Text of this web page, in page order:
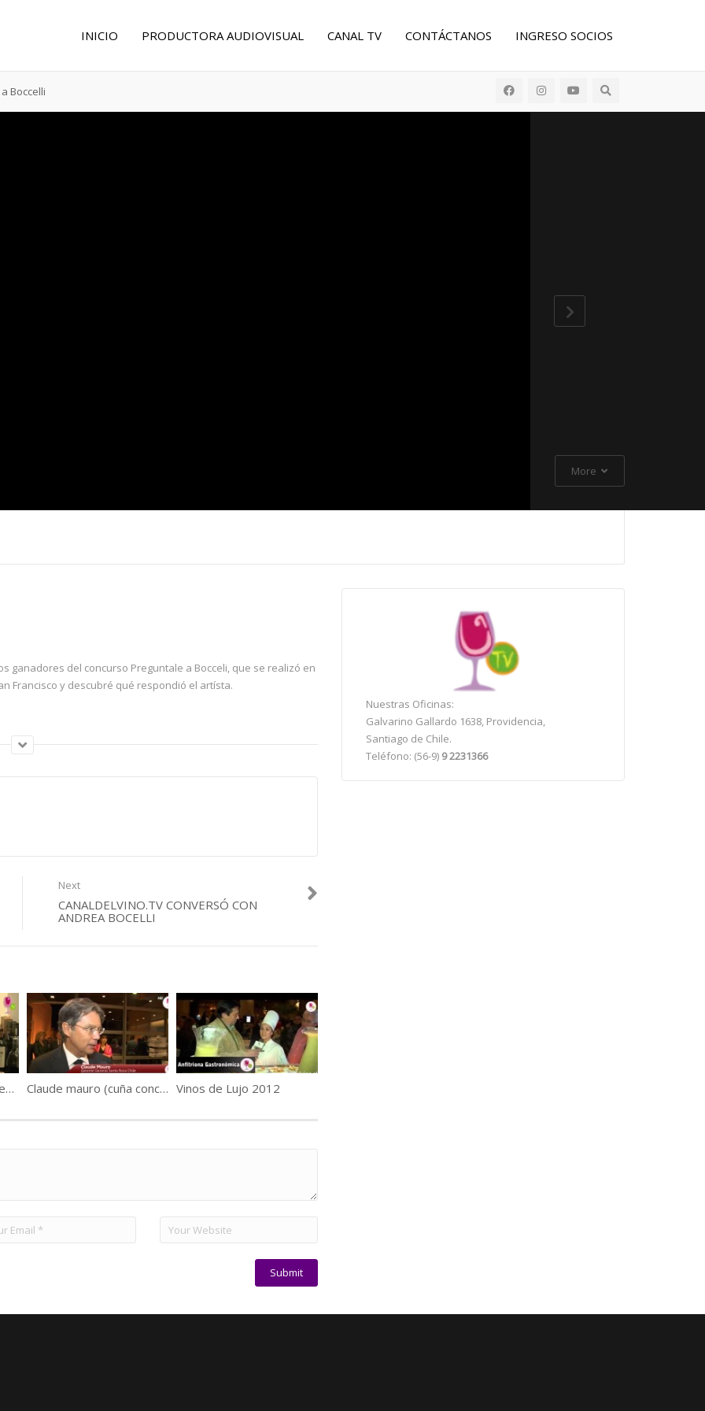
INICIO PRODUCTORA AUDIOVISUAL CANAL TV CONTÁCTANOS INGRESO SOCIOS
Boccelli
More
ganadores del concurso Preguntale a Bocceli, que se realizó en
Francisco y descubré qué respondió el artísta.
Next
CANALDELVINO.TV CONVERSÓ CON
ANDREA BOCELLI
Fabricio Portelli nos cuenta más del icono de Kaiken, MAI Claude mauro (cuña concierto Primavera Santa Rita) Vinos de Lujo 2012
Nuestras Oficinas:
Galvarino Gallardo 1638, Providencia,
Santiago de Chile.
Teléfono: (56-9) 9 2231366